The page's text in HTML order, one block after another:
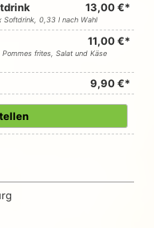
13,00 €*
Softdrink, 0,33 l nach Wahl
11,00 €*
frites, Salat und Käse
9,90 €*